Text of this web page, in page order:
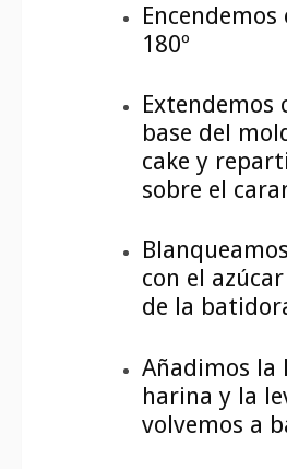
180º
Extendemos
base del
cake y
sobre el
con el
de la
Añadimos la
harina y la
volvemos a